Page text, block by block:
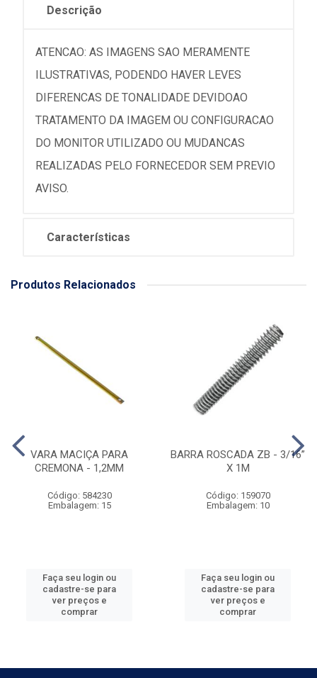
Descrição
ATENCAO: AS IMAGENS SAO MERAMENTE
ILUSTRATIVAS, PODENDO HAVER LEVES
DIFERENCAS DE TONALIDADE DEVIDOAO
TRATAMENTO DA IMAGEM OU CONFIGURACAO
DO MONITOR UTILIZADO OU MUDANCAS
REALIZADAS PELO FORNECEDOR SEM PREVIO
AVISO.
Características
Produtos Relacionados
VARA MACIÇA PARA
CREMONA - 1,2MM
Código: 584230
Embalagem: 15
Faça seu login ou
cadastre-se para
ver preços e
comprar
BARRA ROSCADA ZB - 3/16”
X 1M
Código: 159070
Embalagem: 10
Faça seu login ou
cadastre-se para
ver preços e
comprar